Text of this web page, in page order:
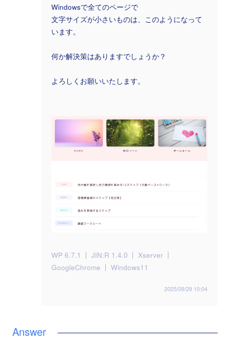
Windowsで全てのページで
文字サイズが小さいものは、このようになって
います。
何か解決策はありますでしょうか？
よろしくお願いいたします。
WP 6.7.1 JIN:R 1.4.0
Xserver
GoogleChrome
Windows11
2025/09/29 10:04